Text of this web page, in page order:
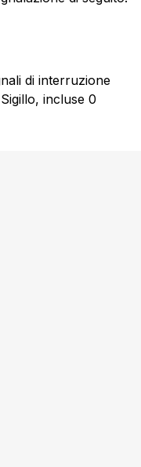
di interruzione
incluse 0